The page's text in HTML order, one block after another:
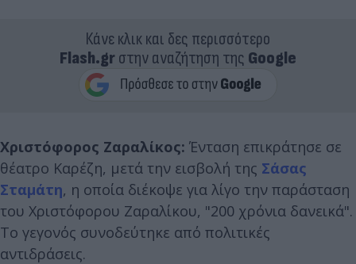
Κάνε κλικ και δες περισσότερο
Flash.grστην αναζήτηση της Google
Χριστόφορος Ζαραλίκος: Ένταση επικράτησε σε
θέατρο Καρέζη, μετά την εισβολή της Σάσας
Σταμάτη, η οποία διέκοψε για λίγο την παράσταση
του Χριστόφορου Ζαραλίκου, "200 χρόνια δανεικά".
Το γεγονός συνοδεύτηκε από πολιτικές
αντιδράσεις.